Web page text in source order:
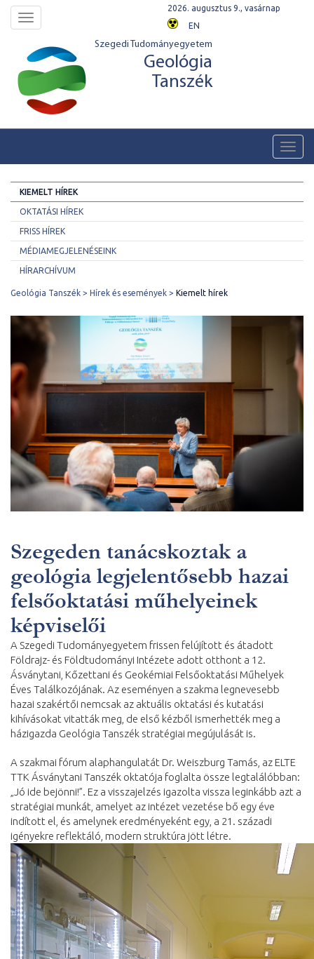
Toggle
navigation
2026. augusztus 9., vasárnap
EN
Szegedi Tudományegyetem
Geológia
Tanszék
KIEMELT HÍREK
OKTATÁSI HÍREK
FRISS HÍREK
MÉDIAMEGJELENÉSEINK
HÍRARCHÍVUM
Geológia Tanszék Hírek és események Kiemelt hírek
Szegeden tanácskoztak a
geológia legjelentősebb hazai
felsőoktatási műhelyeinek
képviselői
A Szegedi Tudományegyetem frissen felújított és átadott
Földrajz- és Földtudományi Intézete adott otthont a 12.
Ásványtani, Kőzettani és Geokémiai Felsőoktatási Műhelyek
Éves Találkozójának. Az eseményen a szakma legnevesebb
hazai szakértői nemcsak az aktuális oktatási és kutatási
kihívásokat vitatták meg, de első kézből ismerhették meg a
házigazda Geológia Tanszék stratégiai megújulását is.
A szakmai fórum alaphangulatát Dr. Weiszburg Tamás, az ELTE
TTK Ásványtani Tanszék oktatója foglalta össze legtalálóbban:
„Jó ide bejönni!”. Ez a visszajelzés igazolta vissza leginkább azt a
stratégiai munkát, amelyet az intézet vezetése bő egy éve
indított el, és amelynek eredményeként egy, a 21. századi
igényekre reflektáló, modern struktúra jött létre.